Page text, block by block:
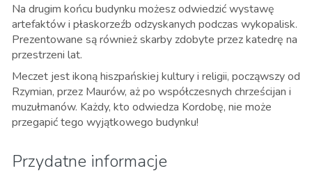
Na drugim końcu budynku możesz odwiedzić wystawę
artefaktów i płaskorzeźb odzyskanych podczas wykopalisk.
Prezentowane są również skarby zdobyte przez katedrę na
przestrzeni lat.
Meczet jest ikoną hiszpańskiej kultury i religii, począwszy od
Rzymian, przez Maurów, aż po współczesnych chrześcijan i
muzułmanów. Każdy, kto odwiedza Kordobę, nie może
przegapić tego wyjątkowego budynku!
Przydatne informacje